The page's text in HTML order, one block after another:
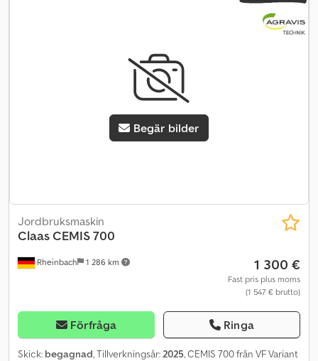
Begär bilder
Rheinbach 1 286 km
Jordbruksmaskin
ClaasCEMIS 700
1 300 €
Fast pris plus moms
(1 547 € brutto)
Förfråga Ringa
Skick: begagnad, Tillverkningsår: 2025, CEMIS 700 från VF Variant